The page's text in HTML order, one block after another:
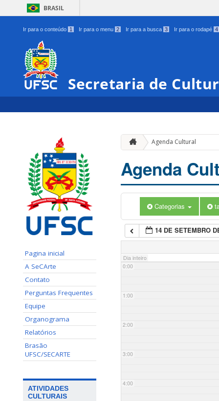
BRASIL
Ir para o conteúdo 1 Ir para o menu 2 Ir para a busca 3 Ir para o rodapé 4
Secretaria de
Pagina inicial
A SeCArte
Contato
Perguntas Frequentes
Equipe
Organograma
Relatórios
Brasão
UFSC/SECARTE
ATIVIDADES
CULTURAIS
Agenda Cultural
Agenda
Categorias
14 DE SETEMBRO
Dia inteiro
0:00
1:00
2:00
3:00
4:00